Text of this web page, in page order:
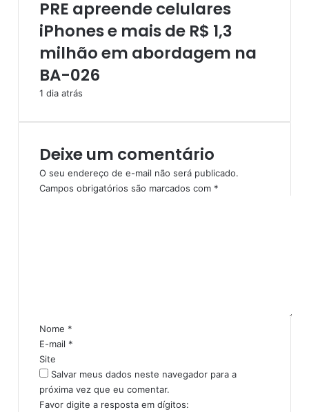
e
é
d
h
o
m
n
o
b
a
d
e
.
d
e
PRE apreende celulares
iPhones e mais de R$ 1,3
milhão em abordagem na
BA-026
1 dia atrás
Deixe um comentário
O seu endereço de e-mail não será publicado.
Campos obrigatórios são marcados com *
i
o
Nome *
E-mail *
Site
Salvar meus dados neste navegador para a
próxima vez que eu comentar.
Favor digite a resposta em dígitos: